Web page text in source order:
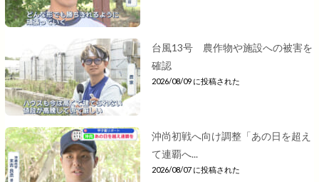
台風13号 農作物や施設への被害を
確認
2026/08/09 に投稿された
沖尚初戦へ向け調整「あの日を超え
て連覇へ...
2026/08/07 に投稿された